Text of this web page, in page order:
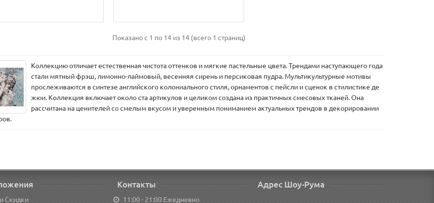
Показано с 1 по 14 из 14 (всего 1 страниц)
Коллекцию отличает естественная чистота оттенков и мягкие пастельные цвета. Трендами наступающего года
стали мятный фрэш, лимонно-лаймовый, весенняя сирень и персиковая пудра. Мультикультурные мотивы
прослеживаются в синтезе английского колониального стиля, орнаментов с пейсли и сценок в стилистике де
жюи. Коллекция включает около ста артикулов и целиком создана из практичных смесовых тканей. Она
рассчитана на ценителей со смелым вкусом и уверенным пониманием актуальных трендов в декорировании
Скидки
Контакты
11:00 - 21:00 Ежедневно
Адрес Шоу-Рума